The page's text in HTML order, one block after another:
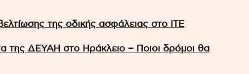
της οδικής ασφάλειας στο ΙΤΕ
της ΔΕΥΑΗ στο Ηράκλειο – Ποιοι δρόμοι θα